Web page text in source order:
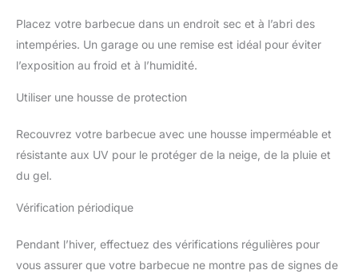
Placez votre barbecue dans un endroit sec et à l’abri des
intempéries. Un garage ou une remise est idéal pour éviter
l’exposition au froid et à l’humidité.
Utiliser une housse de protection
Recouvrez votre barbecue avec une housse imperméable et
résistante aux UV pour le protéger de la neige, de la pluie et
du gel.
Vérification périodique
Pendant l’hiver, effectuez des vérifications régulières pour
vous assurer que votre barbecue ne montre pas de signes de